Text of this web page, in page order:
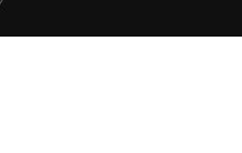
地拍戏不是北上是回归
高质量发展